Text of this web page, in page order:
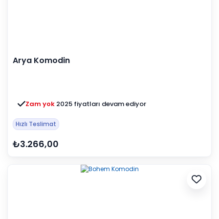
Arya Komodin
Zam yok 2025 fiyatları devam ediyor
Hızlı Teslimat
₺3.266,00